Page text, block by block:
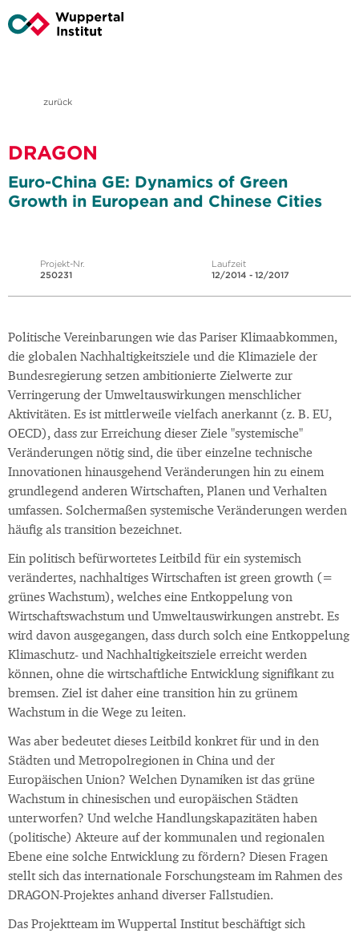
zurück
DRAGON
Euro-China GE: Dynamics of Green
Growth in European and Chinese Cities
Projekt-Nr.
250231
Laufzeit
12/2014 - 12/2017
Politische Vereinbarungen wie das Pariser Klimaabkommen,
die globalen Nachhaltigkeitsziele und die Klimaziele der
Bundesregierung setzen ambitionierte Zielwerte zur
Verringerung der Umweltauswirkungen menschlicher
Aktivitäten. Es ist mittlerweile vielfach anerkannt (z. B. EU,
OECD), dass zur Erreichung dieser Ziele "systemische"
Veränderungen nötig sind, die über einzelne technische
Innovationen hinausgehend Veränderungen hin zu einem
grundlegend anderen Wirtschaften, Planen und Verhalten
umfassen. Solchermaßen systemische Veränderungen werden
häufig als transition bezeichnet.
Ein politisch befürwortetes Leitbild für ein systemisch
verändertes, nachhaltiges Wirtschaften ist green growth (=
grünes Wachstum), welches eine Entkoppelung von
Wirtschaftswachstum und Umweltauswirkungen anstrebt. Es
wird davon ausgegangen, dass durch solch eine Entkoppelung
Klimaschutz- und Nachhaltigkeitsziele erreicht werden
können, ohne die wirtschaftliche Entwicklung signifikant zu
bremsen. Ziel ist daher eine transition hin zu grünem
Wachstum in die Wege zu leiten.
Was aber bedeutet dieses Leitbild konkret für und in den
Städten und Metropolregionen in China und der
Europäischen Union? Welchen Dynamiken ist das grüne
Wachstum in chinesischen und europäischen Städten
unterworfen? Und welche Handlungskapazitäten haben
(politische) Akteure auf der kommunalen und regionalen
Ebene eine solche Entwicklung zu fördern? Diesen Fragen
stellt sich das internationale Forschungsteam im Rahmen des
DRAGON-Projektes anhand diverser Fallstudien.
Das Projektteam im Wuppertal Institut beschäftigt sich